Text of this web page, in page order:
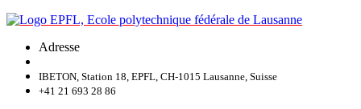
Adresse
IBETON, Station 18, EPFL, CH-1015 Lausanne, Suisse
+41 21 693 28 86